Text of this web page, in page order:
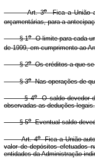
Art. 3oFica a União
orçamentárias, para a
§ 1oO limite para cada
de 1999, em cumprimento ao
§ 2oOs créditos a que se
§ 3oNas operações de
§ 4oO saldo devedor
observadas as deduções legais.
§ 5oEventual saldo
Art. 4oFica a União
valor de depósitos efetuados
entidades da Administração